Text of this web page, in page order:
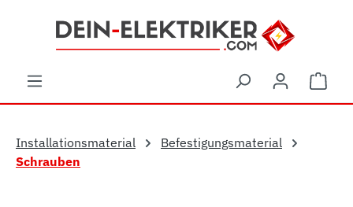
Zum Hauptinhalt springen
Installationsmaterial
Befestigungsmaterial
Schrauben